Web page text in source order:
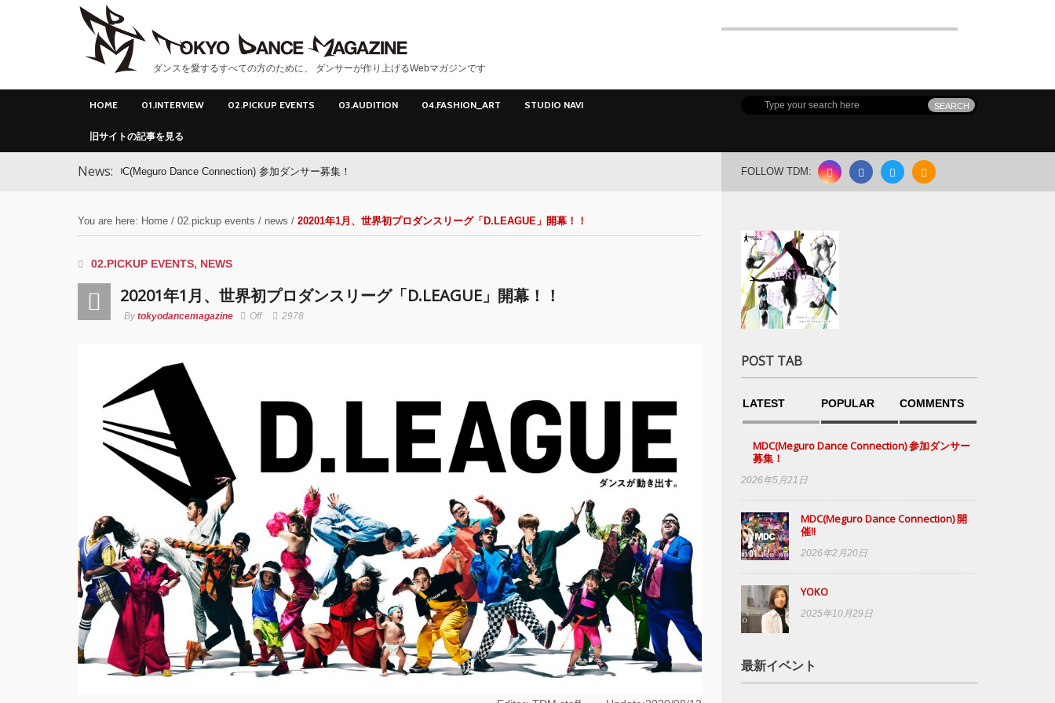
ダンスを愛するすべての方のために、 ダンサーが作り上げるWebマガジンです
HOME 01.INTERVIEW 02.PICKUP EVENTS 03.AUDITION 04.FASHION_ART STUDIO NAVI
旧サイトの記事を見る
News:
MDC(Meguro Dance Connection) 参加ダンサー募集！ MDC(Meguro Dance Connection) 開催!!
FOLLOW TDM:
You are here: Home / 02.pickup events / news / 20201年1月、世界初プロダンスリーグ「D.LEAGUE」開幕！！
02.PICKUP EVENTS, NEWS
20201年1月、世界初プロダンスリーグ「D.LEAGUE」開幕！！
Bytokyodancemagazine Off 2978
POST TAB
LATEST POPULAR COMMENTS
MDC(Meguro Dance Connection) 参加ダンサー
募集！
2026年5月21日
MDC(Meguro Dance Connection) 開
催!!
2026年2月20日
YOKO
2025年10月29日
最新イベント